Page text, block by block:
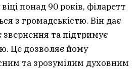
понад 90 років, філаретт
з громадськістю. Він дає
звернення та підтримує
Це дозволяє йому
та зрозумілим духовним